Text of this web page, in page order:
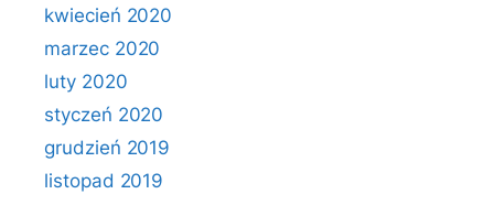
kwiecień 2020
marzec 2020
luty 2020
styczeń 2020
grudzień 2019
listopad 2019